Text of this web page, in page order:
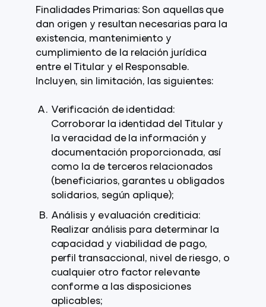
Finalidades Primarias: Son aquellas que
dan origen y resultan necesarias para la
existencia, mantenimiento y
cumplimiento de la relación jurídica
entre el Titular y el Responsable.
Incluyen, sin limitación, las siguientes:
Verificación de identidad:
Corroborar la identidad del Titular y
la veracidad de la información y
documentación proporcionada, así
como la de terceros relacionados
(beneficiarios, garantes u obligados
solidarios, según aplique);
Análisis y evaluación crediticia:
Realizar análisis para determinar la
capacidad y viabilidad de pago,
perfil transaccional, nivel de riesgo, o
cualquier otro factor relevante
conforme a las disposiciones
aplicables;